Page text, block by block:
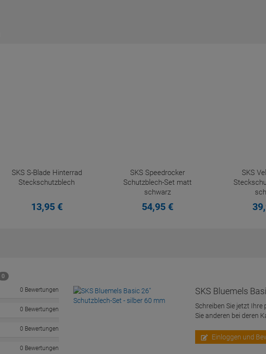
SKS S-Blade Hinterrad
Steckschutzblech
13,95 €
SKS Speedrocker
Schutzblech-Set matt
schwarz
54,95 €
SKS
39,
0
0 Bewertungen
0 Bewertungen
0 Bewertungen
0 Bewertungen
SKS Bluemels
Schreiben Sie jetzt
Sie anderen bei deren
Einloggen und